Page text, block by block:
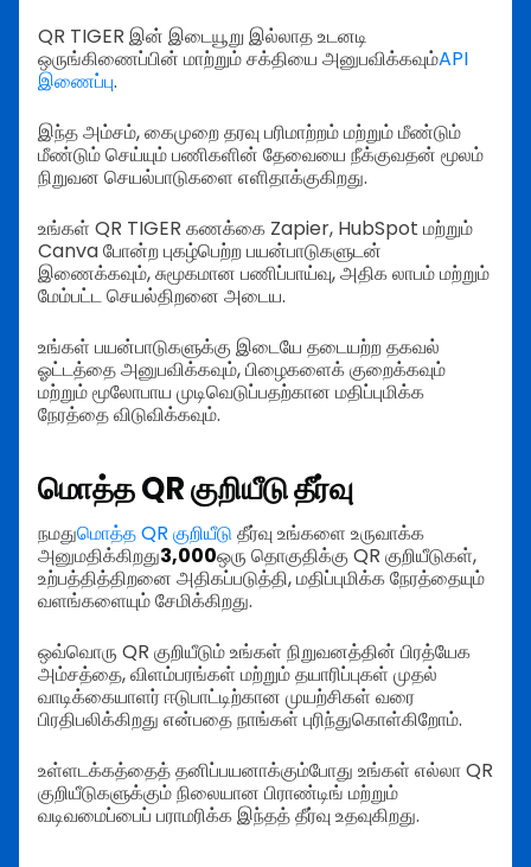
QR TIGER இன் இடையூறு இல்லாத உடனடி
ஒருங்கிணைப்பின் மாற்றும் சக்தியை அனுபவிக்கவும்API
இணைப்பு.
இந்த அம்சம், கைமுறை தரவு பரிமாற்றம் மற்றும் மீண்டும்
மீண்டும் செய்யும் பணிகளின் தேவையை நீக்குவதன் மூலம்
நிறுவன செயல்பாடுகளை எளிதாக்குகிறது.
உங்கள் QR TIGER கணக்கை Zapier, HubSpot மற்றும்
Canva போன்ற புகழ்பெற்ற பயன்பாடுகளுடன்
இணைக்கவும், சுமூகமான பணிப்பாய்வு, அதிக லாபம் மற்றும்
மேம்பட்ட செயல்திறனை அடைய.
உங்கள் பயன்பாடுகளுக்கு இடையே தடையற்ற தகவல்
ஓட்டத்தை அனுபவிக்கவும், பிழைகளைக் குறைக்கவும்
மற்றும் மூலோபாய முடிவெடுப்பதற்கான மதிப்புமிக்க
நேரத்தை விடுவிக்கவும்.
மொத்த QR குறியீடு தீர்வு
நமதுமொத்த QR குறியீடு தீர்வு உங்களை உருவாக்க
அனுமதிக்கிறது3,000ஒரு தொகுதிக்கு QR குறியீடுகள்,
உற்பத்தித்திறனை அதிகப்படுத்தி, மதிப்புமிக்க நேரத்தையும்
வளங்களையும் சேமிக்கிறது.
ஒவ்வொரு QR குறியீடும் உங்கள் நிறுவனத்தின் பிரத்யேக
அம்சத்தை, விளம்பரங்கள் மற்றும் தயாரிப்புகள் முதல்
வாடிக்கையாளர் ஈடுபாட்டிற்கான முயற்சிகள் வரை
பிரதிபலிக்கிறது என்பதை நாங்கள் புரிந்துகொள்கிறோம்.
உள்ளடக்கத்தைத் தனிப்பயனாக்கும்போது உங்கள் எல்லா QR
குறியீடுகளுக்கும் நிலையான பிராண்டிங் மற்றும்
வடிவமைப்பைப் பராமரிக்க இந்தத் தீர்வு உதவுகிறது.